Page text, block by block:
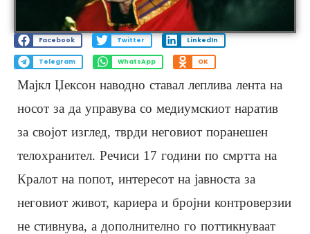
Facebook Twitter LinkedIn
Telegram WhatsApp OK
Мајкл Џексон наводно ставал леплива лента на
носот за да управува со медиумскиот наратив
за својот изглед, тврди неговиот поранешен
телохранител. Речиси 17 години по смртта на
Кралот на попот, интересот на јавноста за
неговиот живот, кариера и бројни контроверзии
не стивнува, а дополнително го поттикнуваат